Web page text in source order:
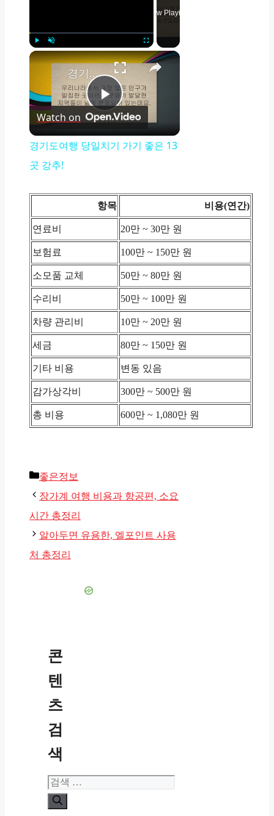
Play Unmute Fullscreen
Now Playing
×
Play
Video
경기도여행 당일치기 가기 좋은 13곳 강추!
Watch on
경기도여행 당일치기 가기 좋은 13
곳 강추!
항목 비용(연간)
연료비 20만 ~ 30만 원
보험료 100만 ~ 150만 원
소모품 교체 50만 ~ 80만 원
수리비 50만 ~ 100만 원
차량 관리비 10만 ~ 20만 원
세금 80만 ~ 150만 원
기타 비용 변동 있음
감가상각비 300만 ~ 500만 원
총 비용 600만 ~ 1,080만 원
카
테
고
리
좋은정보
장가계 여행 비용과 항공편, 소요
시간 총정리
알아두면 유용한, 엘포인트 사용
처 총정리
콘
텐
츠
검
색
검
색: